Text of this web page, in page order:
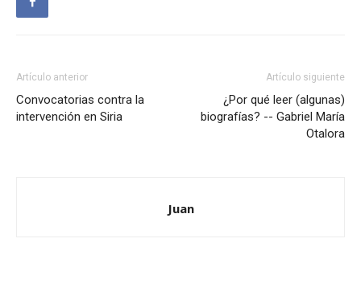
Artículo anterior
Convocatorias contra la
intervención en Siria
Artículo siguiente
¿Por qué leer (algunas)
biografías? -- Gabriel María
Otalora
Juan